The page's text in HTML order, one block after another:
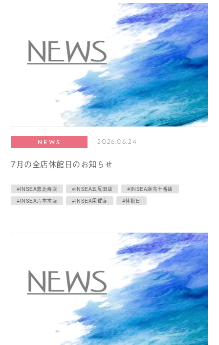
NEWS 2026.06.24
7月の全店休館日のお知らせ
#INSEA恵比寿店 #INSEA五反田店
#INSEA麻布十番店
#INSEA六本木店
#INSEA用賀店 #休館日